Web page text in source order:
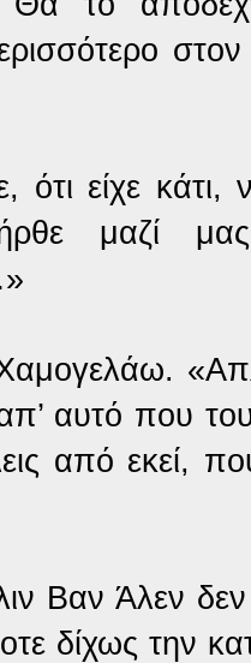
ότι είχε κάτι,
μαζί
αυτό που
από εκεί,
Βαν Άλεν
δίχως την